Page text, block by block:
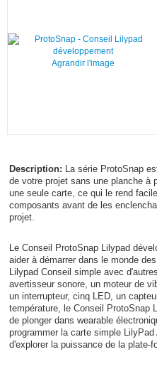
Agrandir l'image
Description: La série ProtoSnap
de votre projet sans une planche à
une seule carte, ce qui le rend
composants avant de les
projet.
Le Conseil ProtoSnap Lilypad
aider à démarrer dans le monde
Lilypad Conseil simple avec
avertisseur sonore, un moteur de
un interrupteur, cinq LED, un
température, le Conseil ProtoSnap
de plonger dans wearable
programmer la carte simple
d'explorer la puissance de la plate-